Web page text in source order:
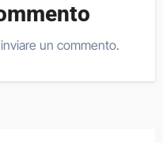
un commento.